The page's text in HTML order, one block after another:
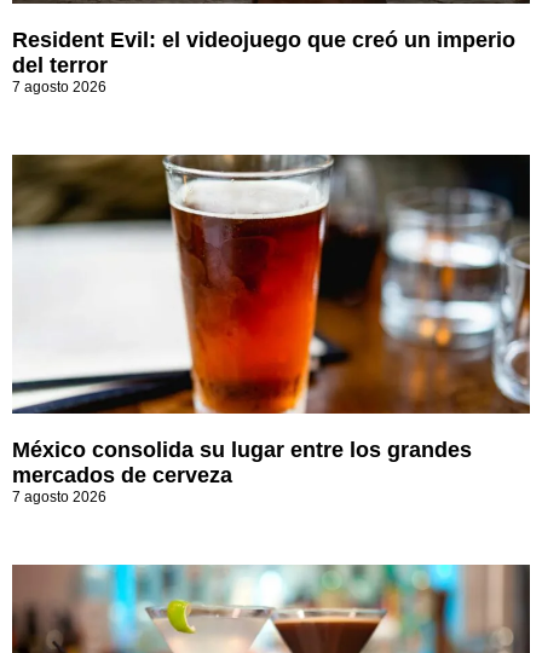
Resident Evil: el videojuego que creó un imperio
del terror
7 agosto 2026
México consolida su lugar entre los grandes
mercados de cerveza
7 agosto 2026